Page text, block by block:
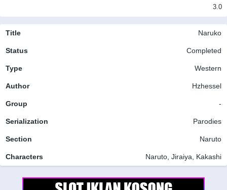
3.0
Title Naruko
Status Completed
Type Western
Author Hzhessel
Group -
Serialization Parodies
Section Naruto
Characters Naruto, Jiraiya, Kakashi